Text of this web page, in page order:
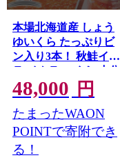
本場北海道産 しょう
ゆいくら たっぷりビ
ン入り3本！ 秋鮭イク
ラ イクラ いくら 小分
け 北海道 海鮮 魚卵 鮭
サケ 秋鮭 F4F-9197
48,000 円
たまったWAON
POINTで寄附でき
る！